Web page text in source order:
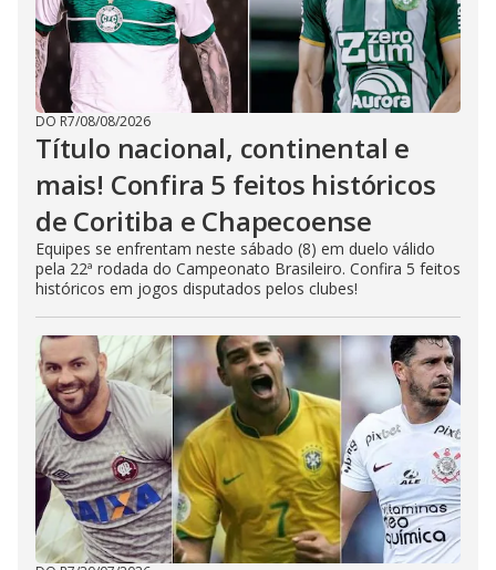
DO R7/08/08/2026
Título nacional, continental e
mais! Confira 5 feitos históricos
de Coritiba e Chapecoense
Equipes se enfrentam neste sábado (8) em duelo válido
pela 22ª rodada do Campeonato Brasileiro. Confira 5 feitos
históricos em jogos disputados pelos clubes!